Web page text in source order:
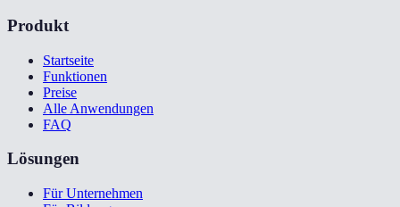
Produkt
Startseite
Funktionen
Preise
Alle Anwendungen
FAQ
Lösungen
Für Unternehmen